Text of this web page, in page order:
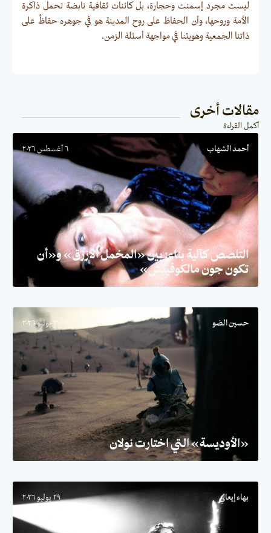
ليست مجرد إسمنت وحجارة، بل كائنات ثقافية نابضة تحمل ذاكرة
الأمة وروحها، وأن الحفاظ على روح المدينة هو في جوهره حفاظٌ على
ذاتنا الجمعية وهويتنا في مواجهة أسئلة الزمن.
مقالات أخرى
أكمل القراءة
أحمد الشهاب ٦ أغسطس ٢٠٢٦
التلصص كآلية بناء: بين «المخمل الأزرق» و«أن
تكون جون مالكوفيتش»
حسين الضو ٣٠ يوليو ٢٠٢٦
«الأوديسة» التي اختارت نولان
بهاء إيعالي ٢٩ يوليو ٢٠٢٦